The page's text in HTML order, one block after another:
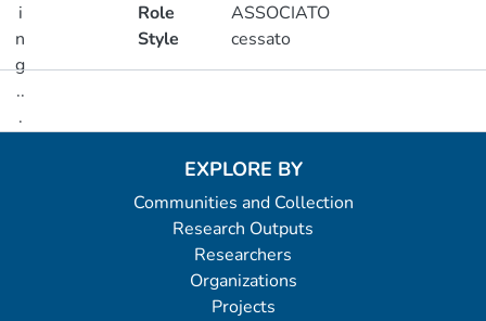
i
n
g
..
.
Role
ASSOCIATO
Style
cessato
EXPLORE BY
Communities and Collection
Research Outputs
Researchers
Organizations
Projects